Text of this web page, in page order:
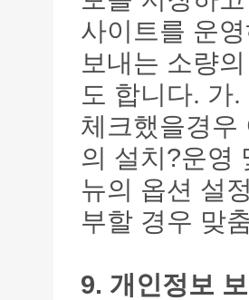
사이트를 운
보내는 소량
도 합니다. 가
체크했을경우
의 설치?운영
뉴의 옵션 설
부할 경우 맞
9. 개인정보